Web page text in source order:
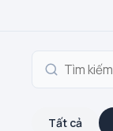
Tất cả